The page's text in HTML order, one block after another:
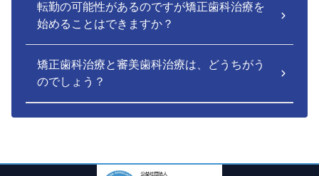
転勤の可能性があるのですが矯正歯科治療を
始めることはできますか？
矯正歯科治療と審美歯科治療は、どうちがう
のでしょう？